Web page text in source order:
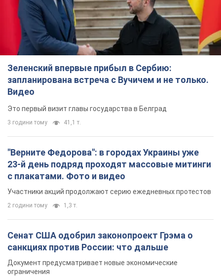
Зеленский впервые прибыл в Сербию:
запланирована встреча с Вучичем и не только.
Видео
Это первый визит главы государства в Белград
3 години тому 41,1 т.
"Верните Федорова": в городах Украины уже
23-й день подряд проходят массовые митинги
с плакатами. Фото и видео
Участники акций продолжают серию ежедневных протестов
2 години тому 1,3 т.
Сенат США одобрил законопроект Грэма о
санкциях против России: что дальше
Документ предусматривает новые экономические
ограничения